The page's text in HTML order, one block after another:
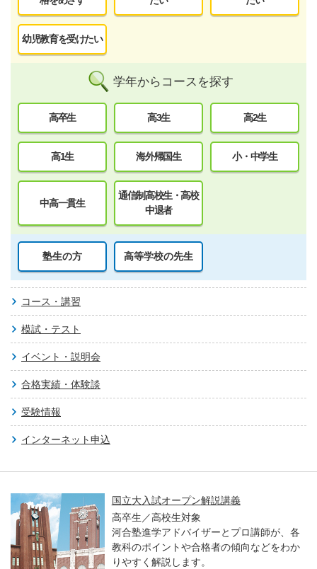
幼児教育を受けたい
学年からコースを探す
高卒生 高3生 高2生
高1生 海外帰国生 小・中学生
中高一貫生
通信制高校生・高校
中退者
塾生の方 高等学校の先生
コース・講習
模試・テスト
イベント・説明会
合格実績・体験談
受験情報
インターネット申込
国立大入試オープン解説講義
高卒生／高校生対象
河合塾進学アドバイザーとプロ講師が、各
教科のポイントや合格者の傾向などをわか
りやすく解説します。